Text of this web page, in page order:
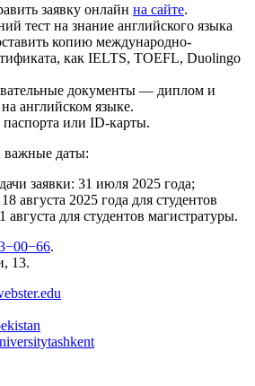
заявку онлайн на сайте.
тест на знание английского языка
копию международно-
как IELTS, TOEFL, Duolingo
документы — диплом и
английском языке.
или ID-карты.
важные даты:
заявки: 31 июля 2025 года;
августа 2025 года для студентов
августа для студентов магистратуры.
.
13.